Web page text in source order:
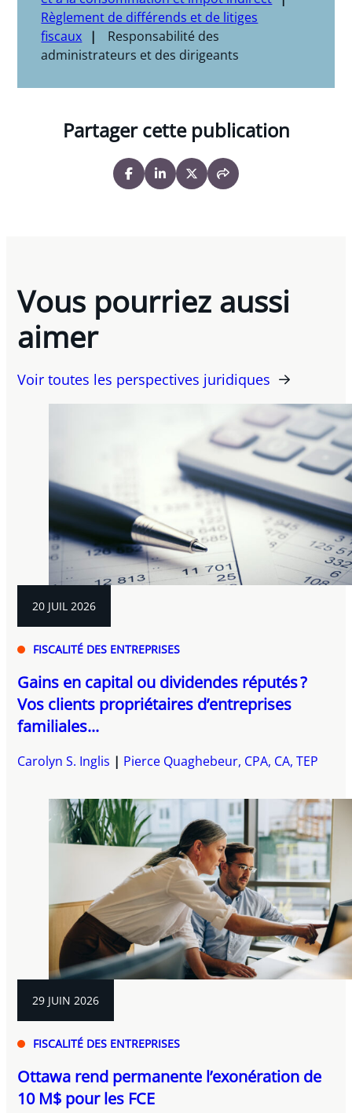
Règlement de différends et de litiges
fiscaux
Responsabilité des
administrateurs et des dirigeants
Partager cette publication
Vous pourriez aussi
aimer
Voir toutes les perspectives juridiques
20 JUIL 2026
FISCALITÉ DES ENTREPRISES
Gains en capital ou dividendes réputés ?
Vos clients propriétaires d’entreprises
familiales...
Carolyn S. Inglis Pierce Quaghebeur, CPA, CA, TEP
29 JUIN 2026
FISCALITÉ DES ENTREPRISES
Ottawa rend permanente l’exonération de
10 M$ pour les FCE